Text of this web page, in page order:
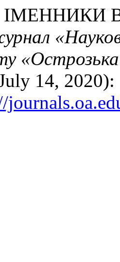
ІМЕННИКИ
14, 2020):